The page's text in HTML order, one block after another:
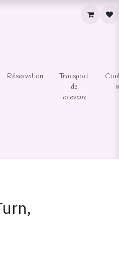
Réservation
Transport
de
chevaux